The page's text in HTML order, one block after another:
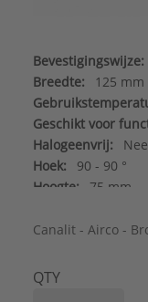
Bevestigingswijze:
Breedte:
125 mm
Geschikt voor
Halogeenvrij:
Nee
Hoek:
90 - 90 °
Hoogte:
75 mm
Materiaal:
Merk:
Met beschermfolie:
Canalit - Airco -
QTY